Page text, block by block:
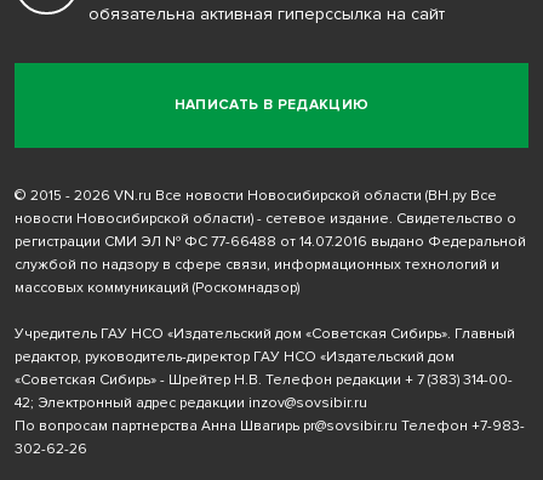
НАПИСАТЬ В РЕДАКЦИЮ
обязательна активная гиперссылка на сайт
© 2015 - 2026 VN.ru Все новости Новосибирской области (ВН.ру Все
новости Новосибирской области) - сетевое издание. Свидетельство о
регистрации СМИ ЭЛ № ФС 77-66488 от 14.07.2016 выдано Федеральной
службой по надзору в сфере связи, информационных технологий и
массовых коммуникаций (Роскомнадзор)
Учредитель ГАУ НСО «Издательский дом «Советская Сибирь». Главный
редактор, руководитель-директор ГАУ НСО «Издательский дом
«Советская Сибирь» - Шрейтер Н.В. Телефон редакции + 7 (383) 314-00-
42; Электронный адрес редакции inzov@sovsibir.ru
По вопросам партнерства Анна Швагирь pr@sovsibir.ru Телефон +7-983-
302-62-26